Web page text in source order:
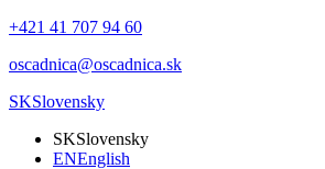
+421 41 707 94 60
oscadnica@oscadnica.sk
SKSlovensky
SKSlovensky
ENEnglish